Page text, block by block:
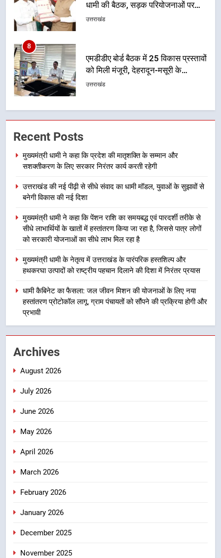
को मिली मंजूरी, देहरादून-मसूरी के
नियोजित विकास को मिलेगी रफ्तार
उत्तराखंड
1
मुख्यमंत्री धामी ने कहा कि प्रदेश की
मातृशक्ति के सम्मान और सशक्तीकरण के
लिए सरकार निरंतर कार्य करती रहेगी
उत्तराखंड
2
उत्तराखंड
मुख्यमंत्री धामी ने कहा कि पेंशन राशि का
समयबद्ध एवं पारदर्शी तरीके से सीधे
लाभार्थियों के खातों में हस्तांतरण किया जा
रहा है, जिससे पात्र लोगों को सरकारी
योजनाओं का सीधे लाभ मिल रहा है
उत्तराखंड
4
मुख्यमंत्री धामी के नेतृत्व में उत्तराखंड के
पारंपरिक हस्तशिल्प और हथकरघा उत्पादों
को राष्ट्रीय पहचान दिलाने की दिशा में
निरंतर प्रयास
5
6
7
Recent Posts
मुख्यमंत्री धामी ने कहा कि प्रदेश की मातृशक्ति के सम्मान और
सशक्तीकरण के लिए सरकार निरंतर कार्य करती रहेगी
उत्तराखंड की नई पीढ़ी से सीधे संवाद का धामी मॉडल, युवाओं के सुझावों से
बनेगी विकास की नई दिशा
मुख्यमंत्री धामी ने कहा कि पेंशन राशि का समयबद्ध एवं पारदर्शी तरीके से
सीधे लाभार्थियों के खातों में हस्तांतरण किया जा रहा है, जिससे पात्र लोगों
को सरकारी योजनाओं का सीधे लाभ मिल रहा है
मुख्यमंत्री धामी के नेतृत्व में उत्तराखंड के पारंपरिक हस्तशिल्प और
हथकरघा उत्पादों को राष्ट्रीय पहचान दिलाने की दिशा में निरंतर प्रयास
धामी कैबिनेट का फैसला: जल जीवन मिशन की योजनाओं के लिए नया
हस्तांतरण प्रोटोकॉल लागू, ग्राम पंचायतों को सौंपने की प्रक्रिया होगी और
प्रभावी
Archives
August 2026
July 2026
June 2026
May 2026
April 2026
March 2026
February 2026
January 2026
December 2025
November 2025